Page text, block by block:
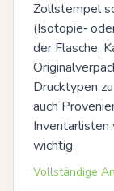
Zollstempel
(Isotopie‑
der Flasche,
Drucktypen
auch
Inventarlisten
wichtig.
Vollständige